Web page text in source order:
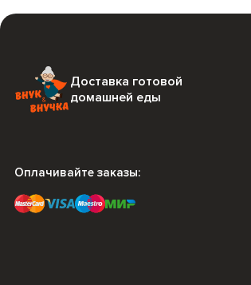
Доставка готовой
домашней еды
Оплачивайте заказы: